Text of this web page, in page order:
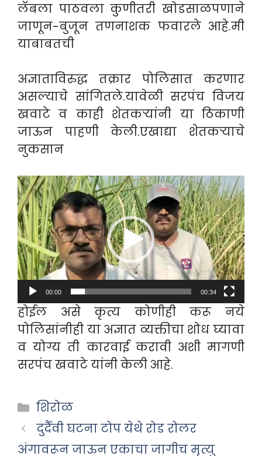
लॅबला पाठवला कुणीतरी खोडसाळपणाने
जाणून-बुजून तणनाशक फवारले आहे.मी
याबाबतची
अज्ञाताविरुद्ध तक्रार पोलिसात करणार
असल्याचे सांगितले.यावेळी सरपंच विजय
खवाटे व काही शेतकऱ्यांनी या ठिकाणी
जाऊन पाहणी केली.एखाद्या शेतकऱ्याचे
नुकसान
Video
Player
00:00 00:34
होईल असे कृत्य कोणीही करू नये
पोलिसांनीही या अज्ञात व्यक्तीचा शोध घ्यावा
व योग्य ती कारवाई करावी अशी मागणी
सरपंच खवाटे यांनी केली आहे.
Categories
शिरोळ
दुर्दैवी घटना टोप येथे रोड रोलर
अंगावरून जाऊन एकाचा जागीच मृत्यु